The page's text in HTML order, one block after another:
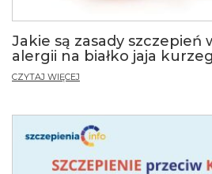
Jakie są zasady szczepień
alergii na białko jaja
CZYTAJ WIĘCEJ